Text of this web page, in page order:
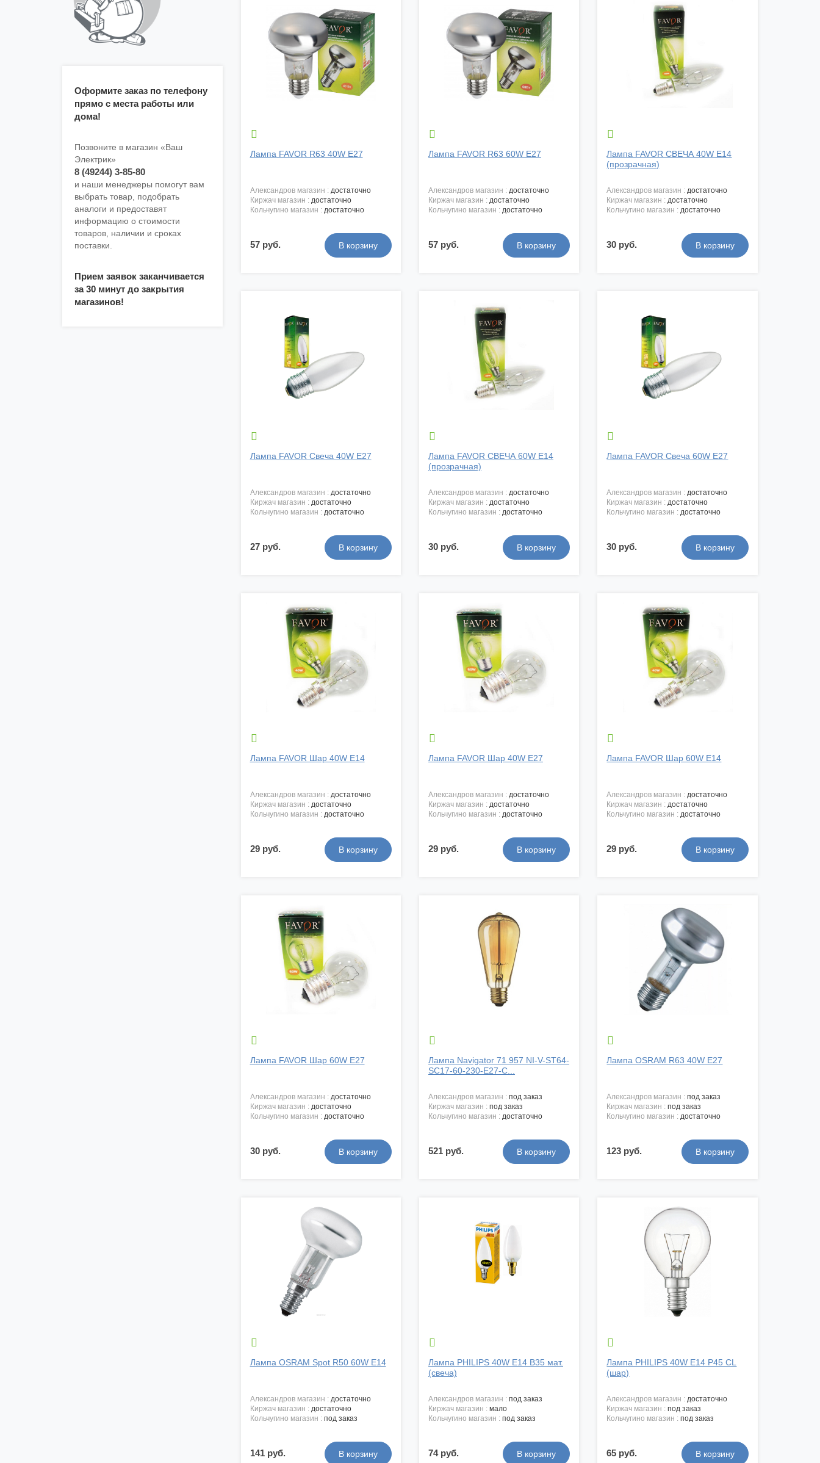
Оформите заказ по телефону
прямо с места работы или
дома!
Позвоните в магазин «Ваш
Электрик»
8 (49244) 3-85-80
и наши менеджеры помогут вам
выбрать товар, подобрать
аналоги и предоставят
информацию о стоимости
товаров, наличии и сроках
поставки.
Прием заявок заканчивается
за 30 минут до закрытия
магазинов!

Лампа FAVOR R63 40W E27
александров магазин : достаточно
киржач магазин : достаточно
кольчугино магазин : достаточно
57 руб.

Лампа FAVOR R63 60W E27
александров магазин : достаточно
киржач магазин : достаточно
кольчугино магазин : достаточно
57 руб.

Лампа FAVOR СВЕЧА 40W E14
(прозрачная)
александров магазин :достаточно
киржач магазин :достаточно
кольчугино магазин :достаточно
30 руб.

Лампа FAVOR Свеча 40W E27
александров магазин : достаточно
киржач магазин : достаточно
кольчугино магазин : достаточно
27 руб.

Лампа FAVOR СВЕЧА 60W E14
(прозрачная)
александров магазин : достаточно
киржач магазин : достаточно
кольчугино магазин : достаточно
30 руб.

Лампа FAVOR Свеча 60W E27
александров магазин :достаточно
киржач магазин :достаточно
кольчугино магазин :достаточно
30 руб.

Лампа FAVOR Шар 40W E14
александров магазин : достаточно
киржач магазин : достаточно
кольчугино магазин : достаточно
29 руб.

Лампа FAVOR Шар 40W E27
александров магазин : достаточно
киржач магазин : достаточно
кольчугино магазин : достаточно
29 руб.

Лампа FAVOR Шар 60W E14
александров магазин :достаточно
киржач магазин :достаточно
кольчугино магазин :достаточно
29 руб.

Лампа FAVOR Шар 60W E27
александров магазин : достаточно
киржач магазин : достаточно
кольчугино магазин : достаточно
30 руб.

Лампа Navigator 71 957 NI-V-ST64-
SC17-60-230-E27-C...
александров магазин : под заказ
киржач магазин : под заказ
кольчугино магазин : достаточно
521 руб.

Лампа OSRAM R63 40W E27
александров магазин :под заказ
киржач магазин :под заказ
кольчугино магазин :достаточно
123 руб.

Лампа OSRAM Spot R50 60W E14
александров магазин : достаточно
киржач магазин : достаточно
кольчугино магазин : под заказ
141 руб.

Лампа PHILIPS 40W E14 B35 мат.
(свеча)
александров магазин : под заказ
киржач магазин : мало
кольчугино магазин : под заказ
74 руб.

Лампа PHILIPS 40W E14 Р45 CL
(шар)
александров магазин :достаточно
киржач магазин :под заказ
кольчугино магазин :под заказ
65 руб.